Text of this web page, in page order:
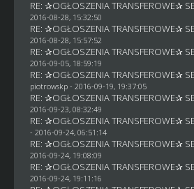
RE: ✰OGŁOSZENIA TRANSFEROWE✰
2016-08-28, 15:32:50
RE: ✰OGŁOSZENIA TRANSFEROWE✰
2016-08-28, 15:57:52
RE: ✰OGŁOSZENIA TRANSFEROWE✰
2016-09-05, 18:59:19
RE: ✰OGŁOSZENIA TRANSFEROWE✰
piotrowskp- 2016-09-19, 19:37:05
RE: ✰OGŁOSZENIA TRANSFEROWE✰
2016-09-23, 08:32:49
RE: ✰OGŁOSZENIA TRANSFEROWE✰
- 2016-09-24, 06:51:14
RE: ✰OGŁOSZENIA TRANSFEROWE✰
2016-09-24, 19:08:09
RE: ✰OGŁOSZENIA TRANSFEROWE✰
2016-09-24, 19:11:16